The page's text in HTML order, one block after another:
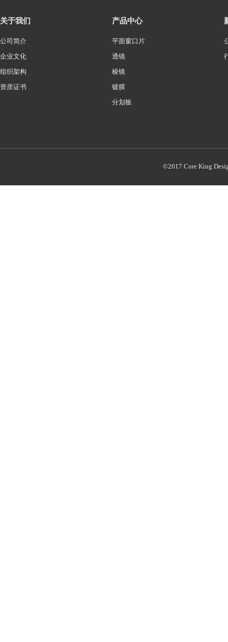
关于我们
公司简介
企业文化
组织架构
资质证书
产品中心
平面窗口片
透镜
棱镜
镀膜
分划板
©2017 Core King